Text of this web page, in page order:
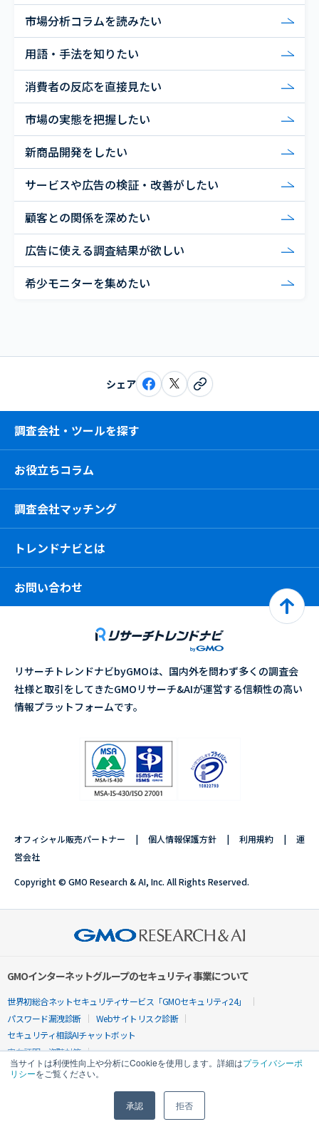
当サイトは利便性向上や分析にCookieを使用します。詳細はプライバシーポ
リシーをご覧ください。
承認 拒否
市場分析コラムを読みたい
用語・手法を知りたい
消費者の反応を直接見たい
市場の実態を把握したい
新商品開発をしたい
サービスや広告の検証・改善がしたい
顧客との関係を深めたい
広告に使える調査結果が欲しい
希少モニターを集めたい
シェア
調査会社・ツールを探す
お役立ちコラム
調査会社マッチング
トレンドナビとは
お問い合わせ
リサーチトレンドナビbyGMOは、国内外を問わず多くの調査会
社様と取引をしてきたGMOリサーチ&AIが運営する信頼性の高い
情報プラットフォームです。
オフィシャル販売パートナー 個人情報保護方針 利用規約
運
営会社
Copyright © GMO Research & AI, Inc. All Rights Reserved.
GMOインターネットグループのセキュリティ事業について
世界初総合ネットセキュリティサービス「GMOセキュリティ24」
パスワード漏洩診断
Webサイトリスク診断
セキュリティ相談AIチャットボット
実在証明・盗聴対策
サイバー攻撃対策（GMOサイバーセキュリティ byイエラエ）